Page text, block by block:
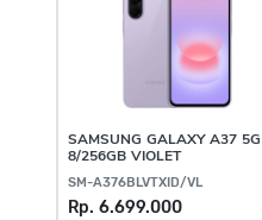
SAMSUNG GALAXY A37 5G
8/256GB VIOLET
SM-A376BLVTXID/VL
Rp. 6.699.000